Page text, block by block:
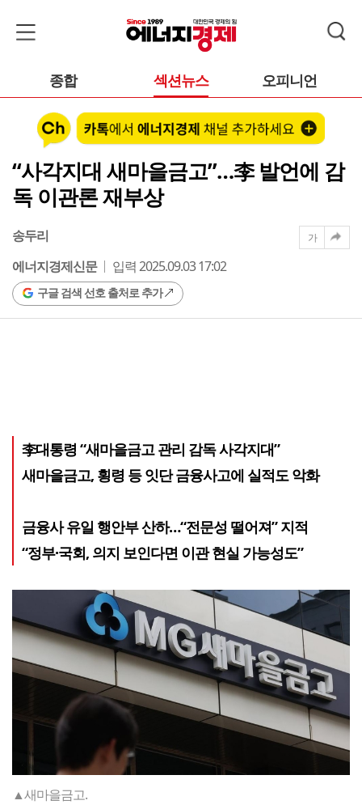
종합 섹션뉴스 오피니언
“사각지대 새마을금고”…李 발언에 감
독 이관론 재부상
송두리
에너지경제신문
입력 2025.09.03 17:02
구글 검색 선호 출처로 추가
가
李대통령 “새마을금고 관리 감독 사각지대”
새마을금고, 횡령 등 잇단 금융사고에 실적도 악화
금융사 유일 행안부 산하…“전문성 떨어져” 지적
“정부·국회, 의지 보인다면 이관 현실 가능성도”
▲새마을금고.